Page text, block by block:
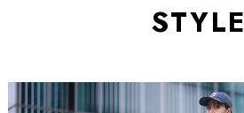
STYLE